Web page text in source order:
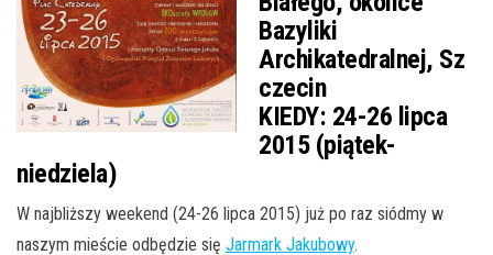
Bazyliki
Archikatedralnej, Sz
czecin
KIEDY: 24-26 lipca
2015 (piątek-
niedziela)
W najbliższy weekend (24-26 lipca 2015) już po raz siódmy w
naszym mieście odbędzie się Jarmark Jakubowy.